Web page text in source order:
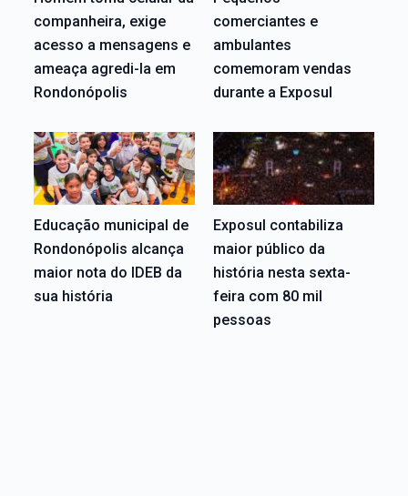
companheira, exige
acesso a mensagens e
ameaça agredi-la em
Rondonópolis
comerciantes e
ambulantes
comemoram vendas
durante a Exposul
Educação municipal de
Rondonópolis alcança
maior nota do IDEB da
sua história
Exposul contabiliza
maior público da
história nesta sexta-
feira com 80 mil
pessoas